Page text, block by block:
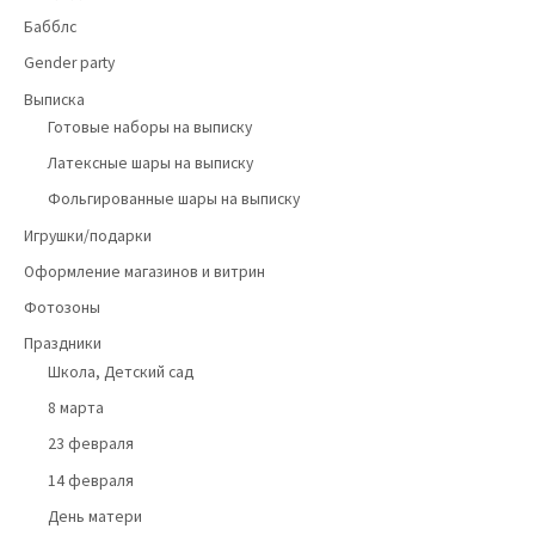
Бабблс
Gender party
Выписка
Готовые наборы на выписку
Латексные шары на выписку
Фольгированные шары на выписку
Игрушки/подарки
Оформление магазинов и витрин
Фотозоны
Праздники
Школа, Детский сад
8 марта
23 февраля
14 февраля
День матери